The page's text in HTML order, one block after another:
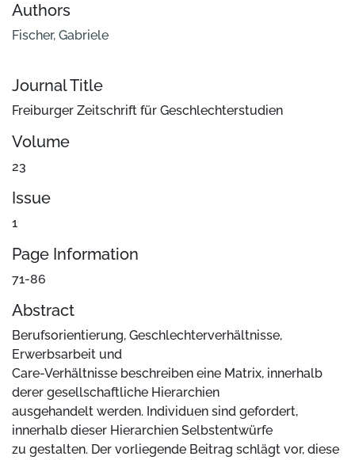
Authors
Fischer, Gabriele
Journal Title
Freiburger Zeitschrift für Geschlechterstudien
Volume
23
Issue
1
Page Information
71-86
Abstract
Berufsorientierung, Geschlechterverhältnisse,
Erwerbsarbeit und
Care-Verhältnisse beschreiben eine Matrix, innerhalb
derer gesellschaftliche Hierarchien
ausgehandelt werden. Individuen sind gefordert,
innerhalb dieser Hierarchien Selbstentwürfe
zu gestalten. Der vorliegende Beitrag schlägt vor, diese